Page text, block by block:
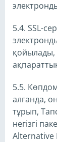
5.4. SSL-
қойылады,
5.5.
алғанда,
тұрып,
негізгі
Alternative